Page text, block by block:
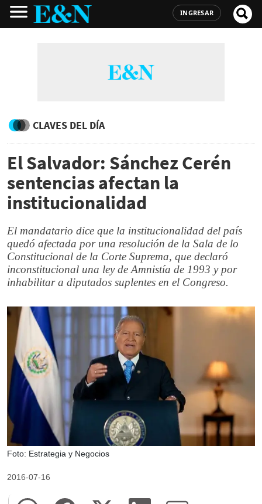
INGRESAR
CLAVES DEL DÍA
El Salvador: Sánchez Cerén
sentencias afectan la
institucionalidad
El mandatario dice que la institucionalidad del país
quedó afectada por una resolución de la Sala de lo
Constitucional de la Corte Suprema, que declaró
inconstitucional una ley de Amnistía de 1993 y por
inhabilitar a diputados suplentes en el Congreso.
Foto: Estrategia y Negocios
2016-07-16